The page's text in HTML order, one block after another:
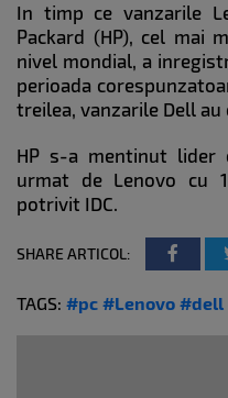
In timp ce vanzarile
Packard (HP), cel mai
nivel mondial, a
perioada
treilea, vanzarile Dell au
HP s-a mentinut lider
urmat de Lenovo cu
potrivit IDC.
SHARE ARTICOL:
TAGS: #pc #Lenovo #dell